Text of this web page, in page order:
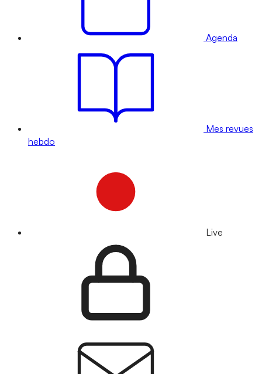
Agenda
Mes revues
hebdo
Live